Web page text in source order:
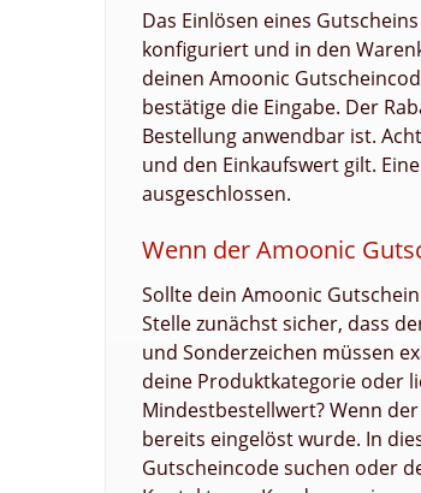
Das Einlösen eines
konfiguriert und in den
deinen Amoonic
bestätige die Eingabe. Der
Bestellung anwendbar ist.
und den Einkaufswert gilt.
ausgeschlossen.
Wenn der Amoonic
Sollte dein Amoonic
Stelle zunächst sicher, dass
und Sonderzeichen müssen
deine Produktkategorie oder
Mindestbestellwert? Wenn
bereits eingelöst wurde. In
Gutscheincode suchen oder